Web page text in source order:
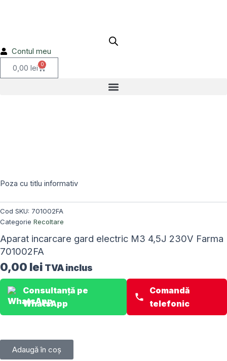
Contul meu
0,00 lei 0
Cart
Poza cu titlu informativ
Cod SKU: 701002FA
Categorie Recoltare
Aparat incarcare gard electric M3 4,5J 230V Farma
701002FA
0,00 lei TVA inclus
Consultanță pe
WhatsApp
Comandă
telefonic
Adaugă în coș